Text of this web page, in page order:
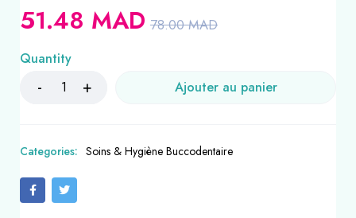
78.00MAD
51.48 MAD
Quantity
Ajouter au panier
Categories: Soins & Hygiène Buccodentaire